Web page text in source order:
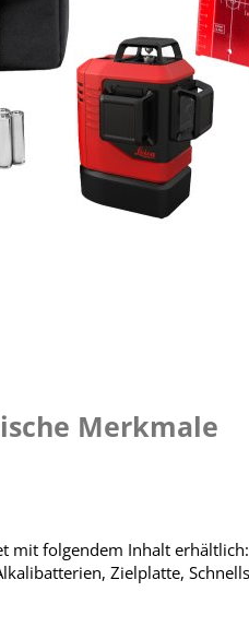
Merkmale
mit folgendem Inhalt erhältlich:
Zielplatte,